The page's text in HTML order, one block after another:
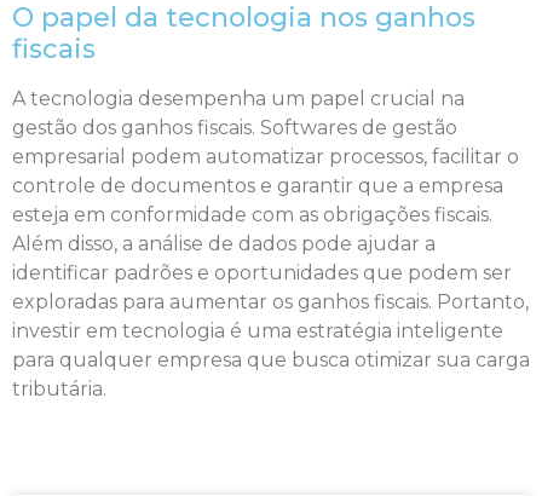
O papel da tecnologia nos ganhos
fiscais
A tecnologia desempenha um papel crucial na
gestão dos ganhos fiscais. Softwares de gestão
empresarial podem automatizar processos, facilitar o
controle de documentos e garantir que a empresa
esteja em conformidade com as obrigações fiscais.
Além disso, a análise de dados pode ajudar a
identificar padrões e oportunidades que podem ser
exploradas para aumentar os ganhos fiscais. Portanto,
investir em tecnologia é uma estratégia inteligente
para qualquer empresa que busca otimizar sua carga
tributária.